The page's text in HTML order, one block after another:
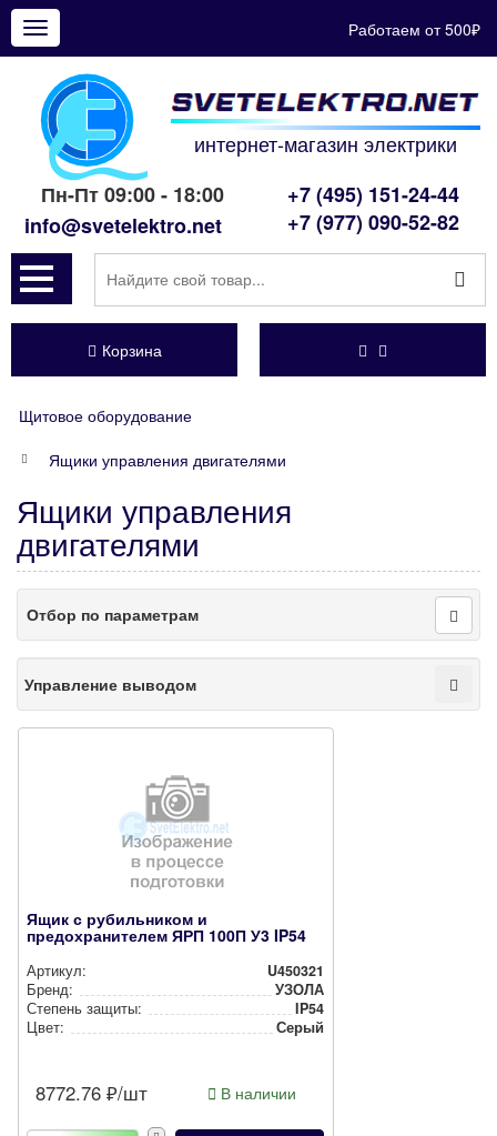
Показать
меню
Работаем от 500₽
интернет-магазин электрики
Пн-Пт 09:00 - 18:00
info@svetelektro.net
+7 (495) 151-24-44
+7 (977) 090-52-82
Корзина
Щитовое оборудование
Ящики управления двигателями
Ящики управления
двигателями
Отбор по параметрам
Управление выводом
Ящик с рубильником и
предохранителем ЯРП 100П У3 IP54
Артикул:
U450321
Бренд:
УЗОЛА
Степень защиты:
IP54
Цвет:
Серый
8772.76 ₽/шт В наличии